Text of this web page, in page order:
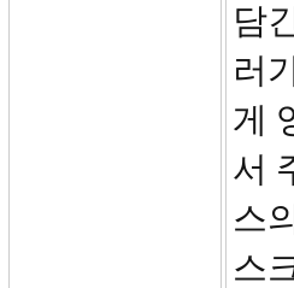
담
러
게
서
스
스